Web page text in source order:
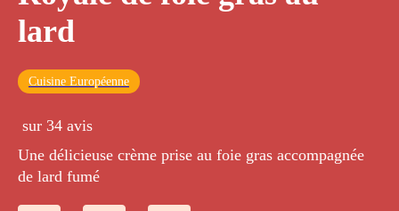
lard
Cuisine Européenne
sur 34 avis
Une délicieuse crème prise au foie gras accompagnée
de lard fumé